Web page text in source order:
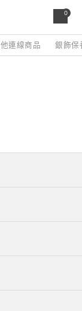
0
連線商品 銀飾保